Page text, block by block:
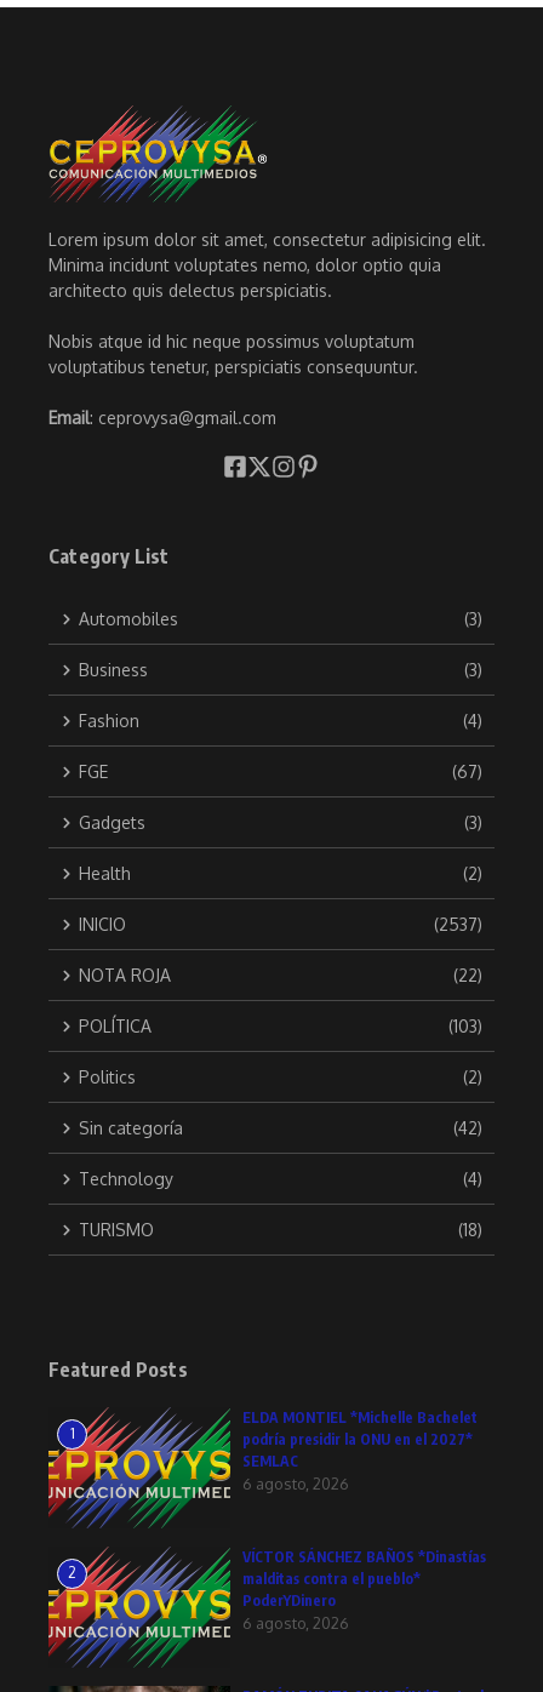
Lorem ipsum dolor sit amet, consectetur adipisicing elit.
Minima incidunt voluptates nemo, dolor optio quia
architecto quis delectus perspiciatis.
Nobis atque id hic neque possimus voluptatum
voluptatibus tenetur, perspiciatis consequuntur.
Email: ceprovysa@gmail.com
Category List
Automobiles (3)
Business (3)
Fashion (4)
FGE (67)
Gadgets (3)
Health (2)
INICIO (2537)
NOTA ROJA (22)
POLÍTICA (103)
Politics (2)
Sin categoría (42)
Technology (4)
TURISMO (18)
Featured Posts
1
ELDA MONTIEL *Michelle Bachelet
podría presidir la ONU en el 2027*
SEMLAC
6 agosto, 2026
2
VÍCTOR SÁNCHEZ BAÑOS *Dinastías
malditas contra el pueblo*
PoderYDinero
6 agosto, 2026